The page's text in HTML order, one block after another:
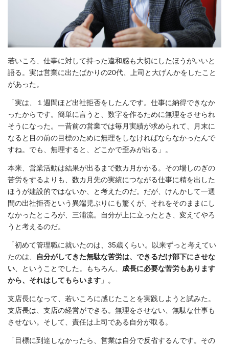
若いころ、仕事に対して持った違和感も大切にしたほうがいいと
語る。実は営業に出たばかりの20代、上司と大げんかをしたこと
があった。
「実は、１週間ほど出社拒否をしたんです。仕事に納得できなか
ったからです。簡単に言うと、数字を作るために無理をさせられ
そうになった。一昔前の営業では毎月実績が求められて、月末に
なると目の前の目標のために無理をしなければならなかったんで
すね。でも、無理すると、どこかで歪みが出る」。
本来、営業活動は結果が出るまで数カ月かかる。その場しのぎの
苦労をするよりも、数カ月先の実績につながる仕事に精を出した
ほうが建設的ではないか、と考えたのだ。だが、けんかして一週
間の出社拒否という異端児ぶりにも驚くが、それをそのままにし
なかったところが、三浦流。自分が上に立ったとき、変えてやろ
うと考えるのだ。
「初めて管理職に就いたのは、35歳くらい。以来ずっと考えてい
たのは、
自分がしてきた無駄な苦労は、できるだけ部下にさせな
い 、ということでした。もちろん、 成長に必要な苦労もあります
から、それはしてもらいます 」。
支店長になって、若いころに感じたことを実践しようと試みた。
支店長は、支店の経営ができる。無理をさせない、無駄な仕事も
させない。そして、責任は上司である自分が取る。
「目標に到達しなかったら、営業は自分で反省するんです。その